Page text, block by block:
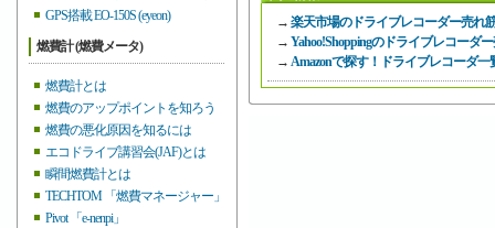
GPS搭載 EO-150S (eyeon)
燃費計 (燃費メータ)
燃費計とは
燃費のアップポイントを知ろう
燃費の悪化原因を知るには
エコドライブ講習会(JAF)とは
瞬間燃費計とは
TECHTOM 「燃費マネージャー」
Pivot 「e-nenpi」
→ 楽天市場のドライブレコーダー売れ
→ Yahoo!Shoppingのドライブレコーダ
→ Amazonで探す！ドライブレコーダ一